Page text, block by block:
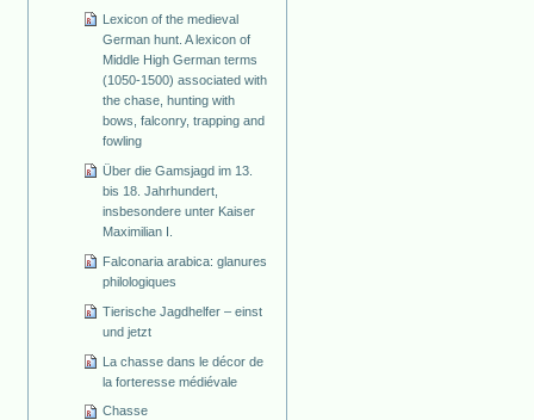
Lexicon of the medieval
German hunt. A lexicon of
Middle High German terms
(1050-1500) associated with
the chase, hunting with
bows, falconry, trapping and
fowling
Über die Gamsjagd im 13.
bis 18. Jahrhundert,
insbesondere unter Kaiser
Maximilian I.
Falconaria arabica: glanures
philologiques
Tierische Jagdhelfer – einst
und jetzt
La chasse dans le décor de
la forteresse médiévale
Chasse